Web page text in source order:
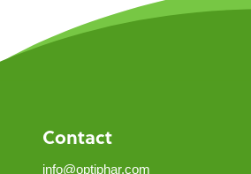
Contact
info@optiphar.com